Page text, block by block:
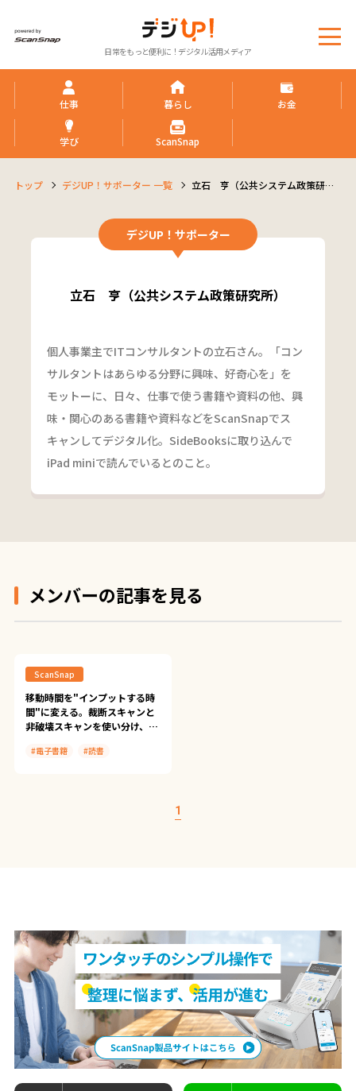
日常をもっと便利に！デジタル活用メディア
メ
ニ
仕事 暮らし お金
学び ScanSnap
トップ デジUP！サポーター 一覧
立石 亨（公共システム政策研究
デジUP！サポーター
立石 亨（公共システム政策研究所）
個人事業主でITコンサルタントの立石さん。「コン
サルタントはあらゆる分野に興味、好奇心を」を
モットーに、日々、仕事で使う書籍や資料の他、興
味・関心のある書籍や資料などをScanSnapでス
キャンしてデジタル化。SideBooksに取り込んで
iPad miniで読んでいるとのこと。
メンバーの記事を見る
ScanSnap
移動時間を"インプットする時
間"に変える。裁断スキャンと
非破壊スキャンを使い分け、
【ScanSnap×SideBooks】
#電子書籍
#読書
1